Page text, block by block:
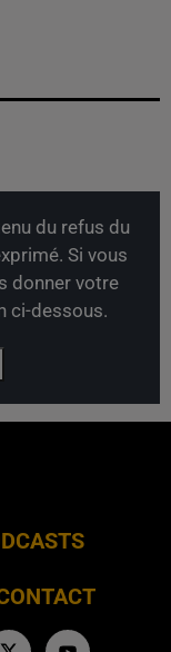
du refus du
Si vous
donner votre
ci-dessous.